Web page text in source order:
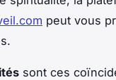
peut vous
sont ces